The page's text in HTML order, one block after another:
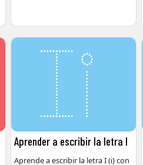
Aprender a escribir la letra I
Aprende a escribir la letra I (i) con